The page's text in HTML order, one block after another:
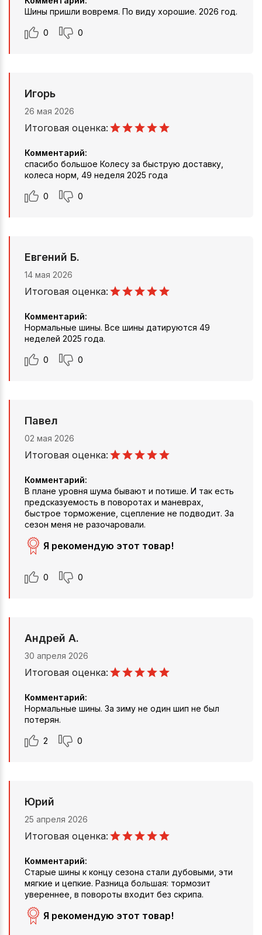
Шины пришли вовремя. По виду хорошие. 2026 год.
0 0
Игорь
26 мая 2026
Итоговая оценка:
Комментарий:
спасибо большое Колесу за быструю доставку,
колеса норм, 49 неделя 2025 года
0 0
Евгений Б.
14 мая 2026
Итоговая оценка:
Комментарий:
Нормальные шины. Все шины датируются 49
неделей 2025 года.
0 0
Павел
02 мая 2026
Итоговая оценка:
Комментарий:
В плане уровня шума бывают и потише. И так есть
предсказуемость в поворотах и маневрах,
быстрое торможение, сцепление не подводит. За
сезон меня не разочаровали.
Я рекомендую этот товар!
0 0
Андрей А.
30 апреля 2026
Итоговая оценка:
Комментарий:
Нормальные шины. За зиму не один шип не был
потерян.
2 0
Юрий
25 апреля 2026
Итоговая оценка:
Комментарий:
Старые шины к концу сезона стали дубовыми, эти
мягкие и цепкие. Разница большая: тормозит
увереннее, в повороты входит без скрипа.
Я рекомендую этот товар!